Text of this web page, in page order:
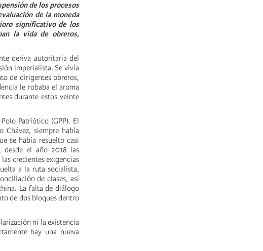
de los procesos
de la moneda
significativo de los
la vida de obreros,
deriva autoritaria del
imperialista. Se vivía
de dirigentes obreros,
le robaba el aroma
durante estos veinte
Patriótico (GPP). El
Chávez, siempre había
se había resuelto casi
desde el año 2018 las
crecientes exigencias
a la ruta socialista,
de clases, así
La falta de diálogo
de dos bloques dentro
ni la existencia
hay una nueva